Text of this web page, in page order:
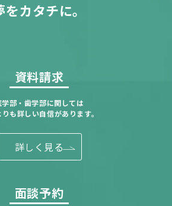
をカタチに。
資料請求
学部・歯学部に関しては
りも詳しい自信があります。
詳しく見る
面談予約